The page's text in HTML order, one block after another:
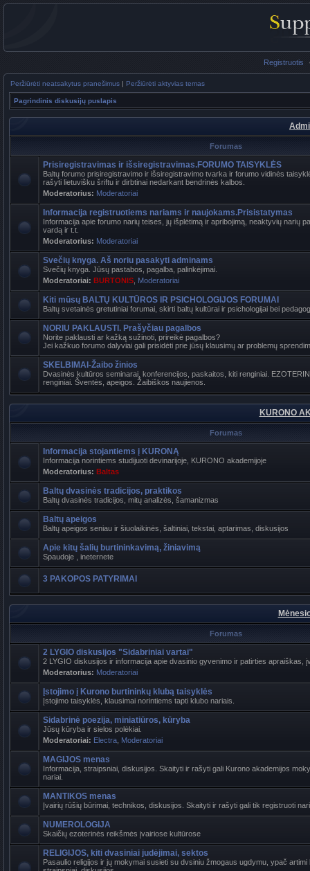
Registruotis
Peržiūrėti neatsakytus pranešimus | Peržiūrėti aktyvias temas
Pagrindinis diskusijų puslapis
Forumas
Prisiregistravimas ir išsiregistravimas.FORUMO TAISYKLĖS
Baltų forumo prisiregistravimo ir išsiregistravimo tvarka ir forumo vidinės
rašyti lietuvišku šriftu ir dirbtinai nedarkant bendrinės kalbos.
Moderatorius: Moderatoriai
Informacija registruotiems nariams ir naujokams.Prisistatymas
Informacija apie forumo narių teises, jų išplėtimą ir apribojimą, neaktyvių narių
vardą ir t.t.
Moderatorius: Moderatoriai
Svečių knyga. Aš noriu pasakyti adminams
Svečių knyga. Jūsų pastabos, pagalba, palinkėjimai.
Moderatoriai: BURTONIS Moderatoriai
Kiti mūsų BALTŲ KULTŪROS IR PSICHOLOGIJOS FORUMAI
Baltų svetainės gretutiniai forumai, skirti baltų kultūrai ir psichologijai bei
NORIU PAKLAUSTI. Prašyčiau pagalbos
Norite paklausti ar kažką sužinoti, prireikė pagalbos?
Jei kažkuo forumo dalyviai gali prisidėti prie jūsų klausimų ar problemų
SKELBIMAI-Žaibo žinios
Dvasinės kultūros seminarai, konferencijos, paskaitos, kiti renginiai.
renginiai. Šventės, apeigos. Žaibiškos naujienos.
KURONO
Forumas
Informacija stojantiems į KURONĄ
Informacija norintiems studijuoti devinarijoje, KURONO akademijoje
Moderatorius: Baltas
Baltų dvasinės tradicijos, praktikos
Baltų dvasinės tradicijos, mitų analizės, šamanizmas
Baltų apeigos
Baltų apeigos seniau ir šiuolaikinės, šaltiniai, tekstai, aptarimas, diskusijos
Apie kitų šalių burtininkavimą, žiniavimą
Spaudoje , ineternete
3 PAKOPOS PATYRIMAI
Forumas
2 LYGIO diskusijos "Sidabriniai vartai"
2 LYGIO diskusijos ir informacija apie dvasinio gyvenimo ir patirties apraiškas,
Moderatorius: Moderatoriai
Įstojimo į Kurono burtininkų klubą taisyklės
Įstojimo taisyklės, klausimai norintiems tapti klubo nariais.
Sidabrinė poezija, miniatiūros, kūryba
Jūsų kūryba ir sielos polėkiai.
Moderatoriai: Electra Moderatoriai
MAGIJOS menas
Informacija, straipsniai, diskusijos. Skaityti ir rašyti gali Kurono akademijos
nariai.
MANTIKOS menas
Įvairių rūšių būrimai, technikos, diskusijos. Skaityti ir rašyti gali tik registruoti
NUMEROLOGIJA
Skaičių ezoterinės reikšmės įvairiose kultūrose
RELIGIJOS, kiti dvasiniai judėjimai, sektos
Pasaulio religijos ir jų mokymai susieti su dvsiniu žmogaus ugdymu, ypač